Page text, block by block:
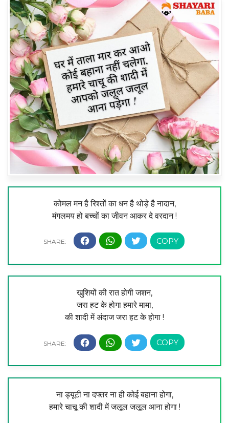
कोमल मन है रिश्तों का धन है थोड़े है नादान,
मंगलमय हो बच्चों का जीवन आकर दे वरदान !
खुशियों की रात होगी जशन,
जरा हट के होगा हमारे मामा,
की शादी में अंदाज जरा हट के होगा !
ना ड्यूटी ना दफ्तर ना ही कोई बहाना होगा,
हमारे चाचू की शादी में जलूल जलूल आना होगा !